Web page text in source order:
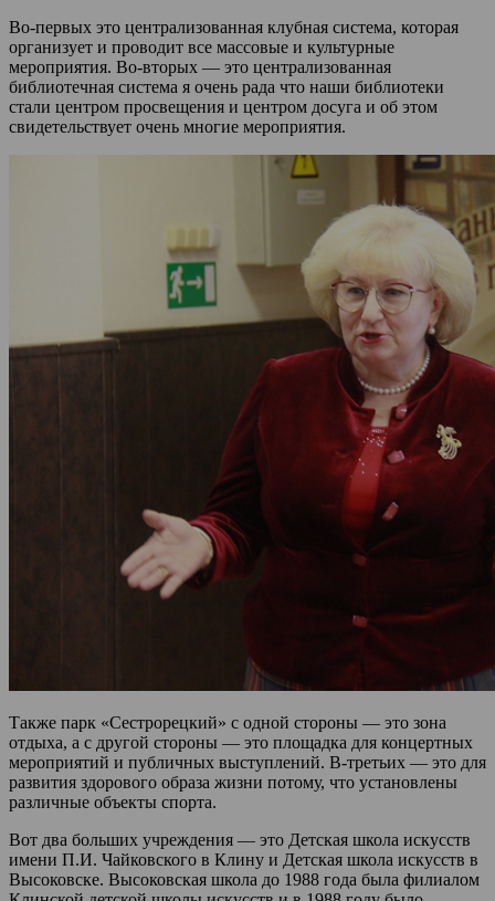
Во-первых это централизованная клубная система, которая
организует и проводит все массовые и культурные
мероприятия. Во-вторых — это централизованная
библиотечная система я очень рада что наши библиотеки
стали центром просвещения и центром досуга и об этом
свидетельствует очень многие мероприятия.
Также парк «Сестрорецкий» с одной стороны — это зона
отдыха, а с другой стороны — это площадка для концертных
мероприятий и публичных выступлений. В-третьих — это для
развития здорового образа жизни потому, что установлены
различные объекты спорта.
Вот два больших учреждения — это Детская школа искусств
имени П.И. Чайковского в Клину и Детская школа искусств в
Высоковске. Высоковская школа до 1988 года была филиалом